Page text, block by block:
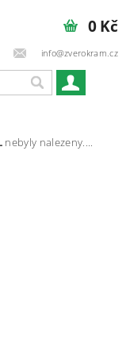
info@zverokram.cz
0 Kč
nebyly nalezeny....